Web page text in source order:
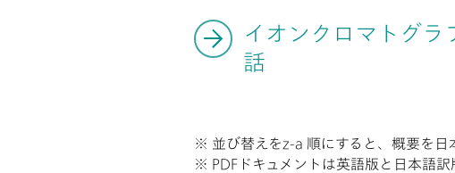
イオンクロマトグラ
話
※ 並び替えをz-a 順にすると、概要を日
※ PDFドキュメントは英語版と日本語訳